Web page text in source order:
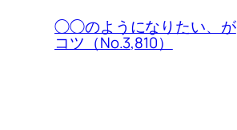
◯◯のようになりたい、が
コツ（No.3,810）